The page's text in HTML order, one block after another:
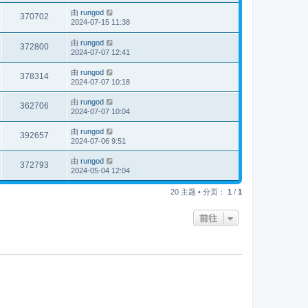
370702 由 rungod
2024-07-15 11:38
372800 由 rungod
2024-07-07 12:41
378314 由 rungod
2024-07-07 10:18
362706 由 rungod
2024-07-07 10:04
392657 由 rungod
2024-07-06 9:51
372793 由 rungod
2024-05-04 12:04
20 主题 • 分页： 1 / 1
前往